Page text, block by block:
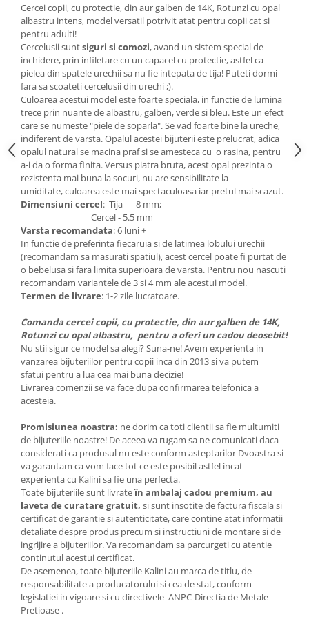
Cercei copii, cu protectie, din aur galben de 14K, Rotunzi cu opal
albastru intens, model versatil potrivit atat pentru copii cat si
pentru adulti!
Cercelusii suntsiguri si comozi, avand un sistem special de
inchidere, prin infiletare cu un capacel cu protectie, astfel ca
pielea din spatele urechii sa nu fie intepata de tija! Puteti dormi
fara sa scoateti cercelusii din urechi ;).
Culoarea acestui model este foarte speciala, in functie de lumina
trece prin nuante de albastru, galben, verde si bleu. Este un efect
care se numeste "piele de soparla". Se vad foarte bine la ureche,
indiferent de varsta. Opalul acestei bijuterii este prelucrat, adica
opalul natural se macina praf si se amesteca cu o rasina, pentru
a-i da o forma finita. Versus piatra bruta, acest opal prezinta o
rezistenta mai buna la socuri, nu are sensibilitate la
umiditate, culoarea este mai spectaculoasa iar pretul mai scazut.
Dimensiuni cercel: Tija - 8 mm;
Cercel - 5.5 mm
Varsta recomandata: 6 luni +
In functie de preferinta fiecaruia si de latimea lobului urechii
(recomandam sa masurati spatiul), acest cercel poate fi purtat de
o bebelusa si fara limita superioara de varsta. Pentru nou nascuti
recomandam variantele de 3 si 4 mm ale acestui model.
Termen de livrare: 1-2 zile lucratoare.
Comanda cercei copii, cu protectie, din aur galben de 14K,
Rotunzi cu opal albastru, pentru a oferi un cadou deosebit!
Nu stii sigur ce model sa alegi? Suna-ne! Avem experienta in
vanzarea bijuteriilor pentru copii inca din 2013 si va putem
sfatui pentru a lua cea mai buna decizie!
Livrarea comenzii se va face dupa confirmarea telefonica a
acesteia.
Promisiunea noastra: ne dorim ca toti clientii sa fie multumiti
de bijuteriile noastre! De aceea va rugam sa ne comunicati daca
considerati ca produsul nu este conform asteptarilor Dvoastra si
va garantam ca vom face tot ce este posibil astfel incat
experienta cu Kalini sa fie una perfecta.
Toate bijuteriile sunt livrateîn ambalaj cadou premium, au
laveta de curatare gratuit, si sunt insotite de factura fiscala si
certificat de garantie si autenticitate, care contine atat informatii
detaliate despre produs precum si instructiuni de montare si de
ingrijire a bijuteriilor. Va recomandam sa parcurgeti cu atentie
continutul acestui certificat.
De asemenea, toate bijuteriile Kalini au marca de titlu, de
responsabilitate a producatorului si cea de stat, conform
legislatiei in vigoare si cu directivele ANPC-Directia de Metale
Pretioase .